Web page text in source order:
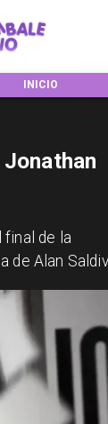
INICIO
final de la
de Alan